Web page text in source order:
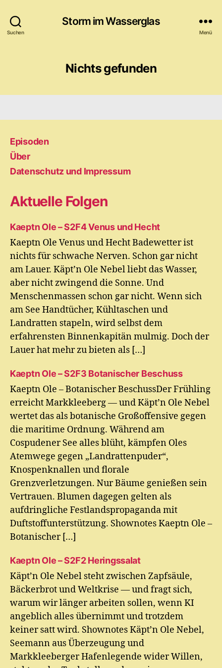
Suchen
Storm im Wasserglas
Menü
Nichts gefunden
Episoden
Über
Datenschutz und Impressum
Aktuelle Folgen
Kaeptn Ole – S2F4 Venus und Hecht
Kaeptn Ole Venus und Hecht Badewetter ist
nichts für schwache Nerven. Schon gar nicht
am Lauer. Käpt’n Ole Nebel liebt das Wasser,
aber nicht zwingend die Sonne. Und
Menschenmassen schon gar nicht. Wenn sich
am See Handtücher, Kühltaschen und
Landratten stapeln, wird selbst dem
erfahrensten Binnenkapitän mulmig. Doch der
Lauer hat mehr zu bieten als […]
Kaeptn Ole – S2F3 Botanischer Beschuss
Kaeptn Ole – Botanischer BeschussDer Frühling
erreicht Markkleeberg — und Käpt’n Ole Nebel
wertet das als botanische Großoffensive gegen
die maritime Ordnung. Während am
Cospudener See alles blüht, kämpfen Oles
Atemwege gegen „Landrattenpuder“,
Knospenknallen und florale
Grenzverletzungen. Nur Bäume genießen sein
Vertrauen. Blumen dagegen gelten als
aufdringliche Festlandspropaganda mit
Duftstoffunterstützung. Shownotes Kaeptn Ole –
Botanischer […]
Kaeptn Ole – S2F2 Heringssalat
Käpt’n Ole Nebel steht zwischen Zapfsäule,
Bäckerbrot und Weltkrise — und fragt sich,
warum wir länger arbeiten sollen, wenn KI
angeblich alles übernimmt und trotzdem
keiner satt wird. Shownotes Käpt’n Ole Nebel,
Seemann aus Überzeugung und
Markkleeberger Hafenlegende wider Willen,